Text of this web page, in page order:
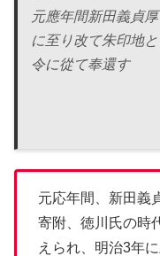
元應年間新田義貞
に至り改て朱印地
令に從て奉還す
元応年間、新田義
寄附、徳川氏の時
えられ、明治3年